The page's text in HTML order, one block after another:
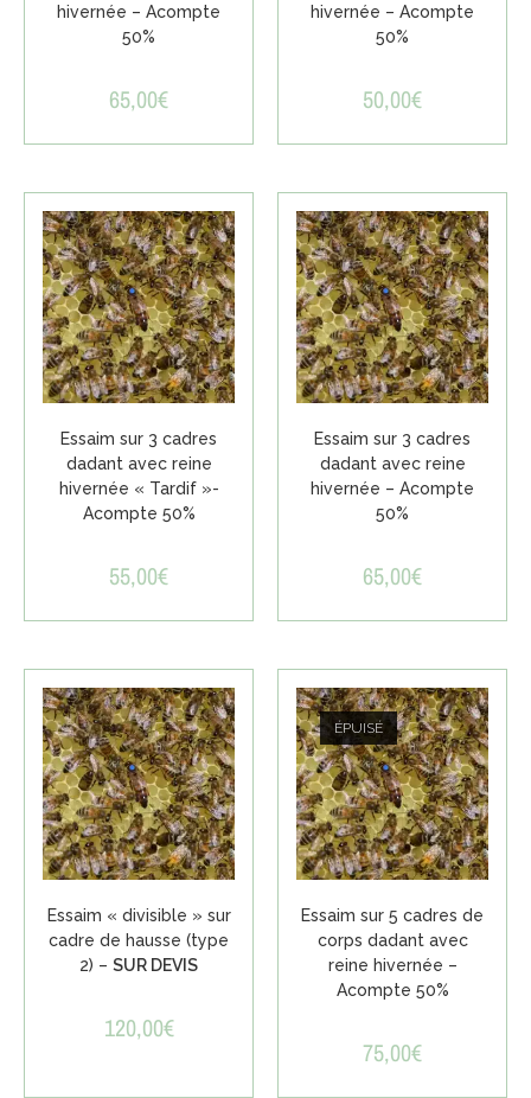
hivernée – Acompte
50%
65,00€
hivernée – Acompte
50%
50,00€
Essaim sur 3 cadres
dadant avec reine
hivernée « Tardif »-
Acompte 50%
55,00€
Essaim sur 3 cadres
dadant avec reine
hivernée – Acompte
50%
65,00€
Essaim « divisible » sur
cadre de hausse (type
2) – SUR DEVIS
120,00€
ÉPUISÉ
Essaim sur 5 cadres de
corps dadant avec
reine hivernée –
Acompte 50%
75,00€